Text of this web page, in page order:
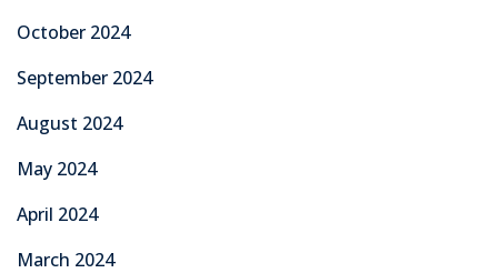
October 2024
September 2024
August 2024
May 2024
April 2024
March 2024